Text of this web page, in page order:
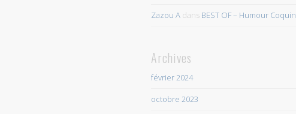
Zazou A dans BEST OF – Humour Coquin
Archives
février 2024
octobre 2023